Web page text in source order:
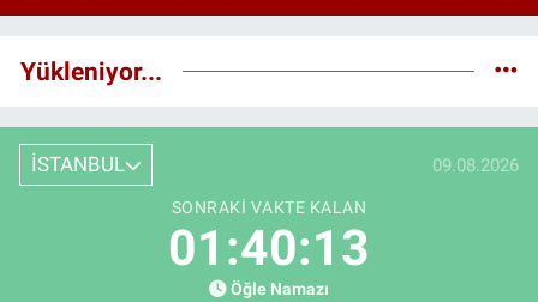
Yükleniyor...
İSTANBUL 09.08.2026
SONRAKI VAKTE KALAN
01:40:12
Öğle Namazı